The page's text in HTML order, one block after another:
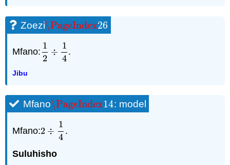
Zoezi\PageIndex26
\PageIndex26
Mfano:
1
2
÷
1
4
12 ÷14 .
Jibu
Mfano\PageIndex14
\PageIndex14: model
Mfano:2 ÷
1
4
2 ÷1 4 .
Suluhisho